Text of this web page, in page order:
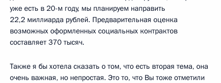
уже есть в 20-м году, мы планируем направить
22,2 миллиарда рублей. Предварительная оценка
возможных оформленных социальных контрактов
составляет 370 тысяч.
Также я бы хотела сказать о том, что есть вторая тема, она
очень важная, но непростая. Это то, что Вы тоже отметили